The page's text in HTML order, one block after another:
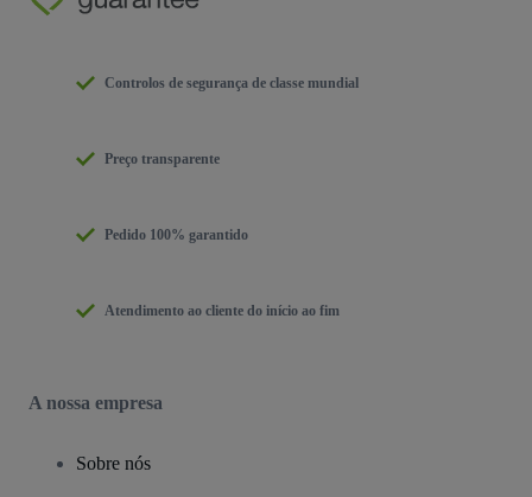
Controlos de segurança de classe mundial
Preço transparente
Pedido 100% garantido
Atendimento ao cliente do início ao fim
A nossa empresa
Sobre nós